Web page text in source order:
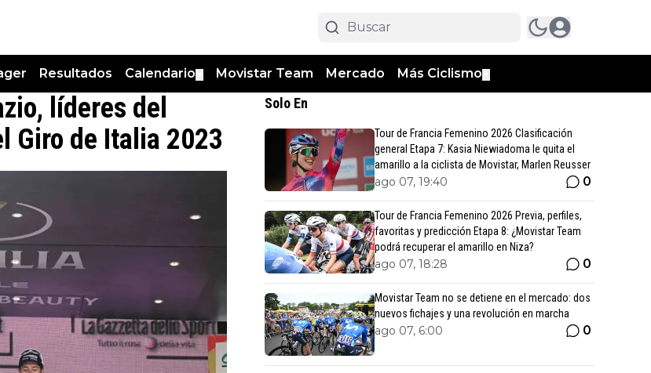
Resultados Calendario Movistar Team Mercado Más Ciclismo
líderes del
Giro de Italia 2023
Solo En
Tour de Francia Femenino 2026 Clasificación
general Etapa 7: Kasia Niewiadoma le quita el
amarillo a la ciclista de Movistar, Marlen Reusser
ago 07, 19:40 0
Tour de Francia Femenino 2026 Previa, perfiles,
favoritas y predicción Etapa 8: ¿Movistar Team
podrá recuperar el amarillo en Niza?
ago 07, 18:28 0
Movistar Team no se detiene en el mercado: dos
nuevos fichajes y una revolución en marcha
ago 07, 6:00 0